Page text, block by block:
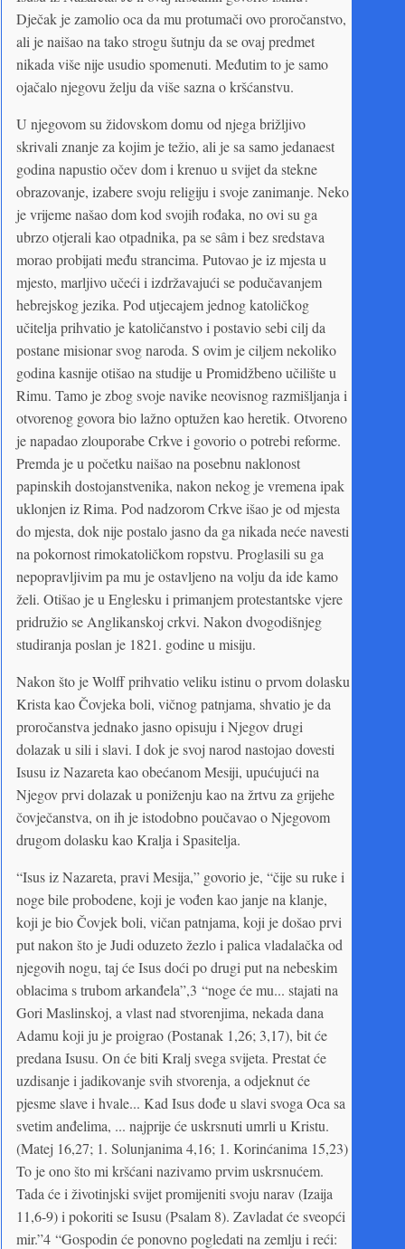
Dječak je zamolio oca da mu protumači ovo proročanstvo,
ali je naišao na tako strogu šutnju da se ovaj predmet
nikada više nije usudio spomenuti. Međutim to je samo
ojačalo njegovu želju da više sazna o kršćanstvu.
U njegovom su židovskom domu od njega brižljivo
skrivali znanje za kojim je težio, ali je sa samo jedanaest
godina napustio očev dom i krenuo u svijet da stekne
obrazovanje, izabere svoju religiju i svoje zanimanje. Neko
je vrijeme našao dom kod svojih rođaka, no ovi su ga
ubrzo otjerali kao otpadnika, pa se sâm i bez sredstava
morao probijati među strancima. Putovao je iz mjesta u
mjesto, marljivo učeći i izdržavajući se podučavanjem
hebrejskog jezika. Pod utjecajem jednog katoličkog
učitelja prihvatio je katoličanstvo i postavio sebi cilj da
postane misionar svog naroda. S ovim je ciljem nekoliko
godina kasnije otišao na studije u Promidžbeno učilište u
Rimu. Tamo je zbog svoje navike neovisnog razmišljanja i
otvorenog govora bio lažno optužen kao heretik. Otvoreno
je napadao zlouporabe Crkve i govorio o potrebi reforme.
Premda je u početku naišao na posebnu naklonost
papinskih dostojanstvenika, nakon nekog je vremena ipak
uklonjen iz Rima. Pod nadzorom Crkve išao je od mjesta
do mjesta, dok nije postalo jasno da ga nikada neće navesti
na pokornost rimokatoličkom ropstvu. Proglasili su ga
nepopravljivim pa mu je ostavljeno na volju da ide kamo
želi. Otišao je u Englesku i primanjem protestantske vjere
pridružio se Anglikanskoj crkvi. Nakon dvogodišnjeg
studiranja poslan je 1821. godine u misiju.
Nakon što je Wolff prihvatio veliku istinu o prvom dolasku
Krista kao Čovjeka boli, vičnog patnjama, shvatio je da
proročanstva jednako jasno opisuju i Njegov drugi
dolazak u sili i slavi. I dok je svoj narod nastojao dovesti
Isusu iz Nazareta kao obećanom Mesiji, upućujući na
Njegov prvi dolazak u poniženju kao na žrtvu za grijehe
čovječanstva, on ih je istodobno poučavao o Njegovom
drugom dolasku kao Kralja i Spasitelja.
“Isus iz Nazareta, pravi Mesija,” govorio je, “čije su ruke i
noge bile probodene, koji je vođen kao janje na klanje,
koji je bio Čovjek boli, vičan patnjama, koji je došao prvi
put nakon što je Judi oduzeto žezlo i palica vladalačka od
njegovih nogu, taj će Isus doći po drugi put na nebeskim
oblacima s trubom arkanđela”,3 “noge će mu... stajati na
Gori Maslinskoj, a vlast nad stvorenjima, nekada dana
Adamu koji ju je proigrao (Postanak 1,26; 3,17), bit će
predana Isusu. On će biti Kralj svega svijeta. Prestat će
uzdisanje i jadikovanje svih stvorenja, a odjeknut će
pjesme slave i hvale... Kad Isus dođe u slavi svoga Oca sa
svetim anđelima, ... najprije će uskrsnuti umrli u Kristu.
(Matej 16,27; 1. Solunjanima 4,16; 1. Korinćanima 15,23)
To je ono što mi kršćani nazivamo prvim uskrsnućem.
Tada će i životinjski svijet promijeniti svoju narav (Izaija
11,6-9) i pokoriti se Isusu (Psalam 8). Zavladat će sveopći
mir.”4 “Gospodin će ponovno pogledati na zemlju i reći: